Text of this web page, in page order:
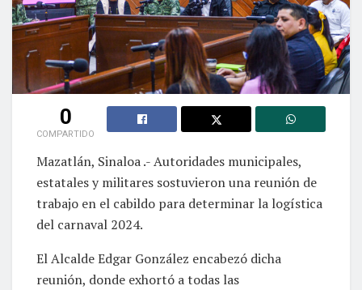
0
COMPARTIDO
Mazatlán, Sinaloa .- Autoridades municipales,
estatales y militares sostuvieron una reunión de
trabajo en el cabildo para determinar la logística
del carnaval 2024.
El Alcalde Edgar González encabezó dicha
reunión, donde exhortó a todas las